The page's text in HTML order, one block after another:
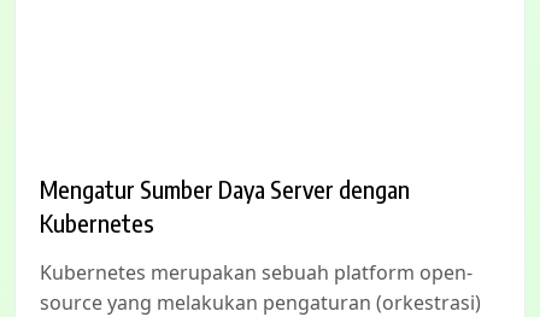
Mengatur Sumber Daya Server dengan
Kubernetes
Kubernetes merupakan sebuah platform open-
source yang melakukan pengaturan (orkestrasi)